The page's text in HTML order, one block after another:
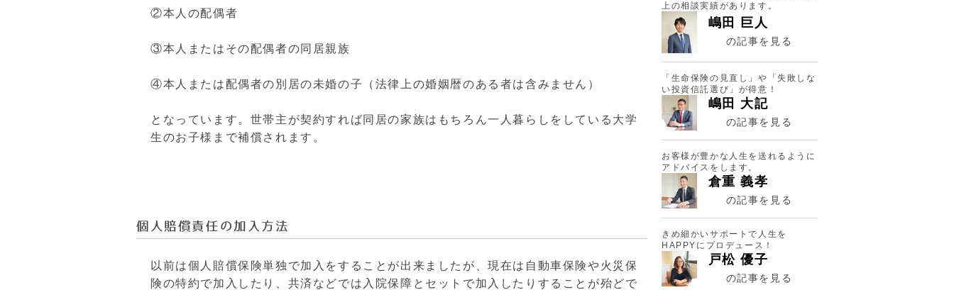
②本人の配偶者
③本人またはその配偶者の同居親族
④本人または配偶者の別居の未婚の子（法律上の婚姻暦のある者は含みません）
となっています。世帯主が契約すれば同居の家族はもちろん一人暮らしをしている大学
生のお子様まで補償されます。
個人賠償責任の加入方法
以前は個人賠償保険単独で加入をすることが出来ましたが、現在は自動車保険や火災保
険の特約で加入したり、共済などでは入院保障とセットで加入したりすることが殆どで
上の相談実績があります。
嶋田 巨人
の記事を見る
「生命保険の見直し」や「失敗しな
い投資信託選び」が得意！
嶋田 大記
の記事を見る
お客様が豊かな人生を送れるように
アドバイスをします。
倉重 義孝
の記事を見る
きめ細かいサポートで人生を
HAPPYにプロデュース！
戸松 優子
の記事を見る